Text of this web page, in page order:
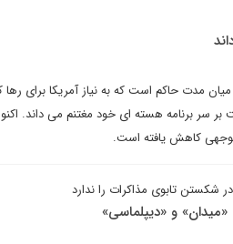
مدت حاکم است که به نیاز آمریکا برای
سر برنامه هسته ای خود مغتنم می داند.
کاهش یافته است.
تابوی مذاکرات را ندارد
و «دیپلماسی»